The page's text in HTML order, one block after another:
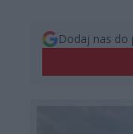
Dodaj nas do